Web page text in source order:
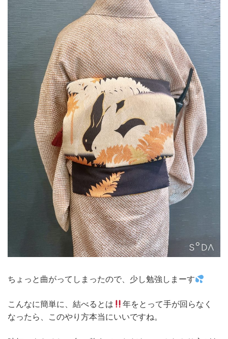
ちょっと曲がってしまったので、少し勉強しまーす
こんなに簡単に、結べるとは
年をとって手が回らなく
なったら、このやり方本当にいいですね。